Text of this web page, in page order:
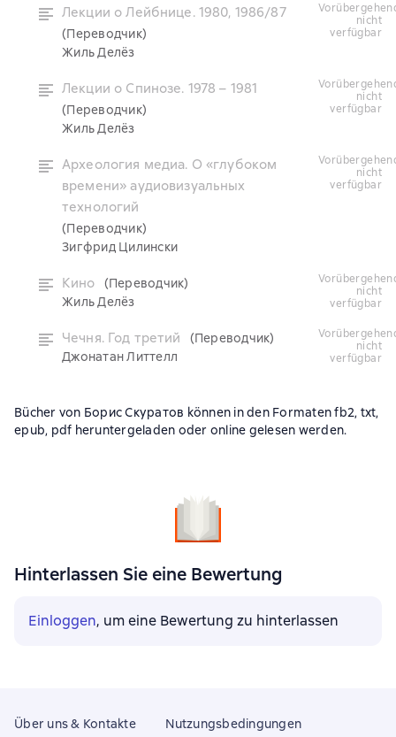
Лекции о Лейбнице. 1980, 1986/87
(Переводчик)
Жиль Делёз
vorübergehend
nicht
verfügbar
Лекции о Спинозе. 1978 – 1981
(Переводчик)
Жиль Делёз
vorübergehend
nicht
verfügbar
Археология медиа. О «глубоком
времени» аудиовизуальных
технологий
(Переводчик)
Зигфрид Цилински
vorübergehend
nicht
verfügbar
Кино
(Переводчик)
Жиль Делёз
vorübergehend
nicht
verfügbar
Чечня. Год третий
(Переводчик)
Джонатан Литтелл
vorübergehend
nicht
verfügbar
Bücher von Борис Скуратов können in den Formaten fb2, txt,
epub, pdf heruntergeladen oder online gelesen werden.
Hinterlassen Sie eine Bewertung
Einloggen, um eine Bewertung zu hinterlassen
Über uns & Kontakte Nutzungsbedingungen